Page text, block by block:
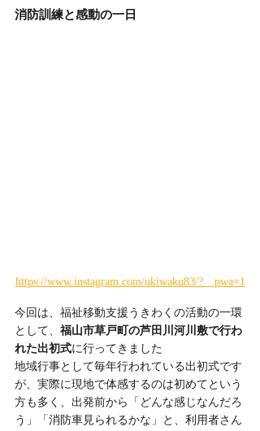
消防訓練と感動の一日
https://www.instagram.com/ukiwaku83/?__pwa=1
今回は、福祉移動支援うきわくの活動の一環
として、 福山市草戸町の芦田川河川敷で行わ
れた出初式に行ってきました
地域行事として毎年行われている出初式です
が、実際に現地で体感するのは初めてという
方も多く、出発前から「どんな感じなんだろ
う」「消防車見られるかな」と、利用者さん